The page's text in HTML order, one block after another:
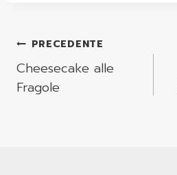
Navigazione
Articoli
PRECEDENTE
Cheesecake alle
Fragole